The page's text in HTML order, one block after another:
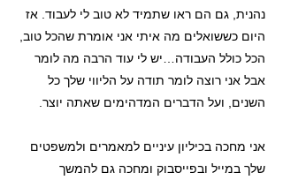
נהנית, גם הם ראו שתמיד לא טוב לי לעבוד. אז
היום כששואלים מה איתי אני אומרת שהכל טוב,
הכל כולל העבודה…יש לי עוד הרבה מה לומר
אבל אני רוצה לומר תודה על הליווי שלך כל
השנים, ועל הדברים המדהימים שאתה יוצר.
אני מחכה בכיליון עיניים למאמרים ולמשפטים
שלך במייל ובפייסבוק ומחכה גם להמשך